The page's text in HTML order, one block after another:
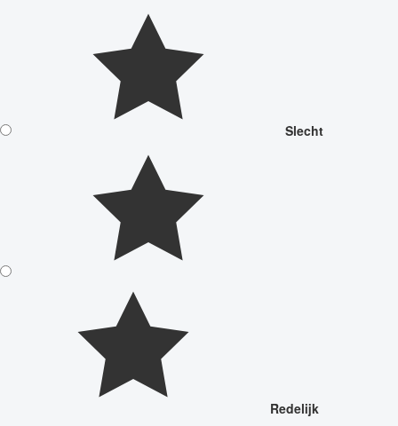
Slecht
Redelijk